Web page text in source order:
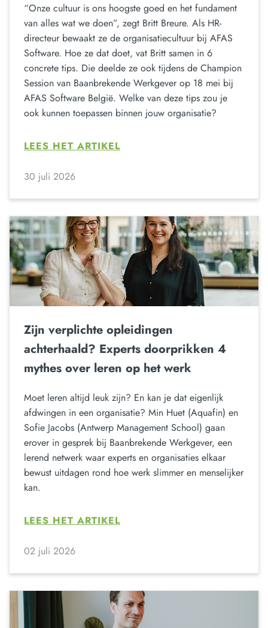
“Onze cultuur is ons hoogste goed en het fundament
van alles wat we doen”, zegt Britt Breure. Als HR-
directeur bewaakt ze de organisatiecultuur bij AFAS
Software. Hoe ze dat doet, vat Britt samen in 6
concrete tips. Die deelde ze ook tijdens de Champion
Session van Baanbrekende Werkgever op 18 mei bij
AFAS Software België. Welke van deze tips zou je
ook kunnen toepassen binnen jouw organisatie?
LEES HET ARTIKEL
30 juli 2026
Zijn verplichte opleidingen
achterhaald? Experts doorprikken 4
mythes over leren op het werk
Moet leren altijd leuk zijn? En kan je dat eigenlijk
afdwingen in een organisatie? Min Huet (Aquafin) en
Sofie Jacobs (Antwerp Management School) gaan
erover in gesprek bij Baanbrekende Werkgever, een
lerend netwerk waar experts en organisaties elkaar
bewust uitdagen rond hoe werk slimmer en menselijker
kan.
LEES HET ARTIKEL
02 juli 2026